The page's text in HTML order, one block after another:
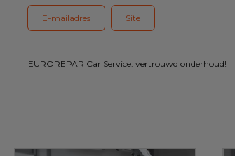
E-mailadres Site
EUROREPAR Car Service: vertrouwd onderhoud!